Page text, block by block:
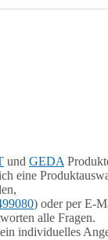
und GEDA
eine
) oder per E-
alle Fragen.
individuelles